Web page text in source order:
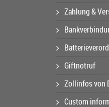
Zahlung &
Giftnotruf
Zollinfos von
Custom